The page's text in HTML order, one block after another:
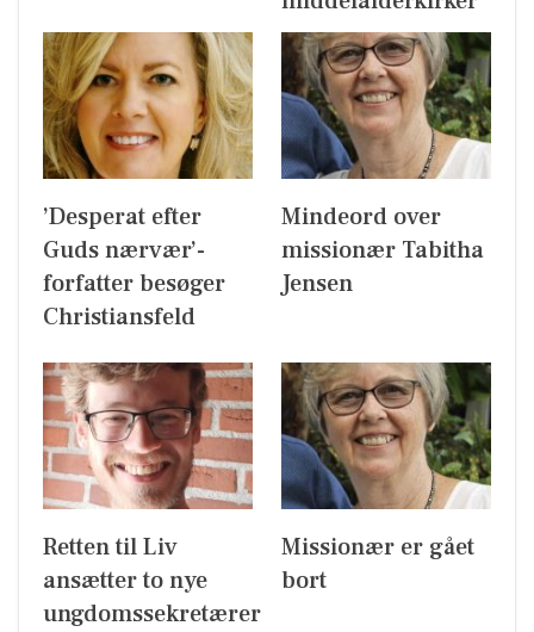
’Desperat efter
Guds nærvær’-
forfatter besøger
Christiansfeld
Mindeord over
missionær Tabitha
Jensen
Retten til Liv
ansætter to nye
ungdomssekretærer
Missionær er gået
bort